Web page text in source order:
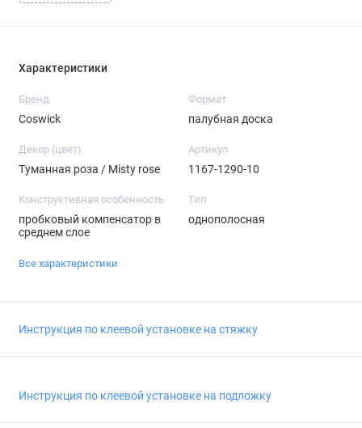
Характеристики
Бренд
Coswick
Формат
палубная доска
Декор (цвет)
Туманная роза / Misty rose
Артикул
1167-1290-10
Конструктивная особенность
пробковый компенсатор в
среднем слое
Тип
однополосная
Все характеристики
Инструкция по клеевой установке на стяжку
Инструкция по клеевой установке на подложку